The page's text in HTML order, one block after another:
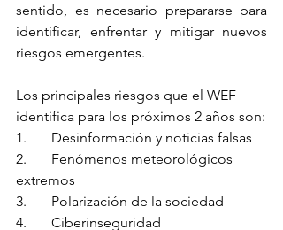
sentido, es necesario prepararse para
identificar, enfrentar y mitigar nuevos
riesgos emergentes.
Los principales riesgos que el WEF
identifica para los próximos 2 años son:
1.	Desinformación y noticias falsas
2.	Fenómenos meteorológicos
extremos
3.	Polarización de la sociedad
4.	Ciberinseguridad